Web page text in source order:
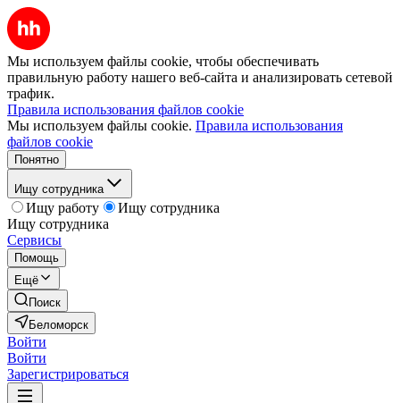
Мы используем файлы cookie, чтобы обеспечивать
правильную работу нашего веб-сайта и анализировать сетевой
трафик.
Правила использования файлов cookie
Мы используем файлы cookie. Правила использования
файлов cookie
Понятно
Ищу сотрудника
Ищу работу
Ищу сотрудника
Ищу сотрудника
Сервисы
Помощь
Ещё
Поиск
Беломорск
Войти
Войти
Зарегистрироваться